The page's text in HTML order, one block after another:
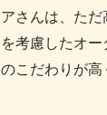
さんは、ただ
考慮したオ
こだわりが高